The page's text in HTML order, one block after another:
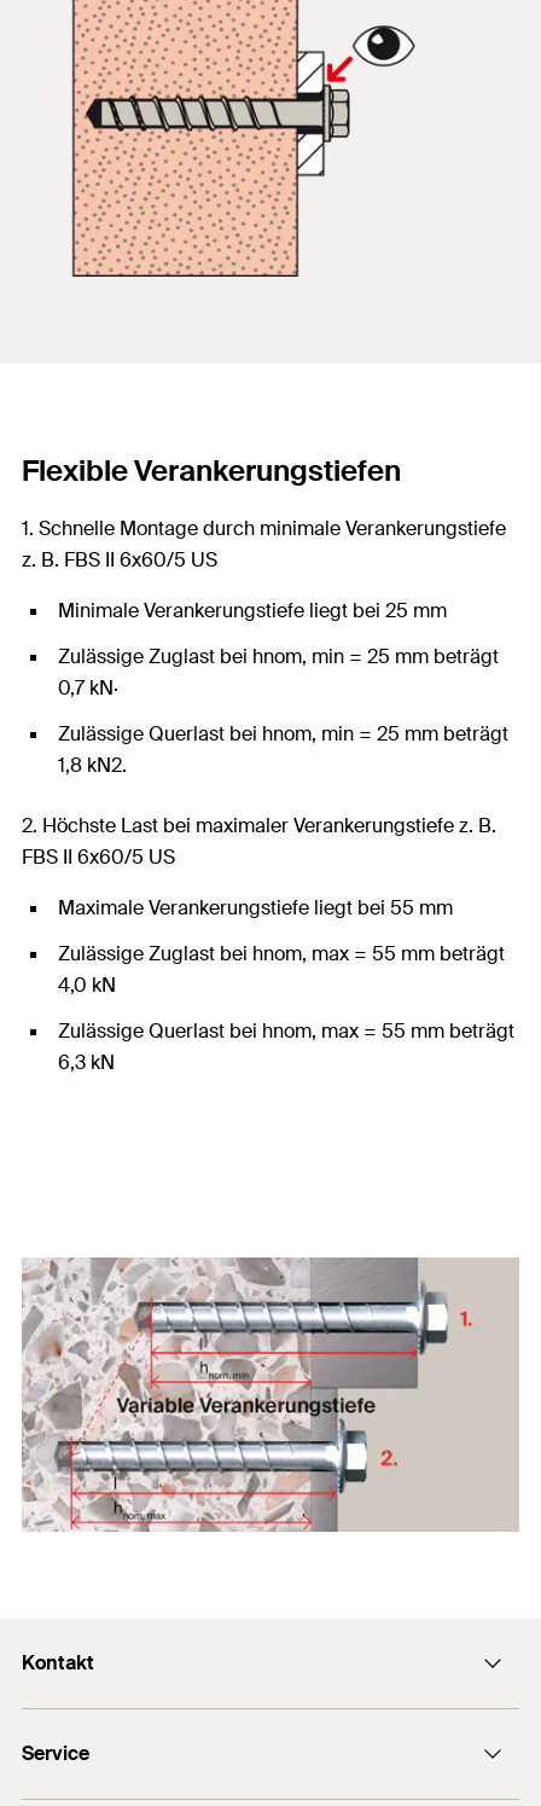
Flexible Verankerungstiefen
1. Schnelle Montage durch minimale Verankerungstiefe
z. B. FBS II 6x60/5 US
Minimale Verankerungstiefe liegt bei 25 mm
Zulässige Zuglast bei hnom, min = 25 mm beträgt
0,7 kN·
Zulässige Querlast bei hnom, min = 25 mm beträgt
1,8 kN2.
2. Höchste Last bei maximaler Verankerungstiefe z. B.
FBS II 6x60/5 US
Maximale Verankerungstiefe liegt bei 55 mm
Zulässige Zuglast bei hnom, max = 55 mm beträgt
4,0 kN
Zulässige Querlast bei hnom, max = 55 mm beträgt
6,3 kN
Kontakt
Presse
Service